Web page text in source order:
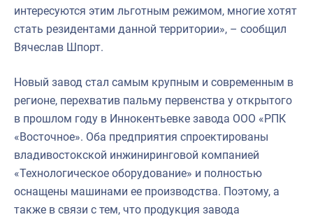
интересуются этим льготным режимом, многие хотят
стать резидентами данной территории», – сообщил
Вячеслав Шпорт.
Новый завод стал самым крупным и современным в
регионе, перехватив пальму первенства у открытого
в прошлом году в Иннокентьевке завода ООО «РПК
«Восточное». Оба предприятия спроектированы
владивостокской инжиниринговой компанией
«Технологическое оборудование» и полностью
оснащены машинами ее производства. Поэтому, а
также в связи с тем, что продукция завода